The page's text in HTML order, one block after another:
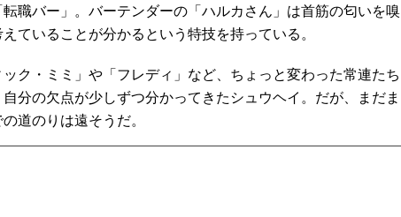
転職バー」。バーテンダーの「ハルカさん」は首筋の匂いを嗅
ていることが分かるという特技を持っている。
ック・ミミ」や「フレディ」など、ちょっと変わった常連たち
分の欠点が少しずつ分かってきたシュウヘイ。だが、まだま
道のりは遠そうだ。